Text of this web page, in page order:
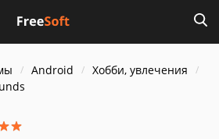
Android
Хобби, увлечения